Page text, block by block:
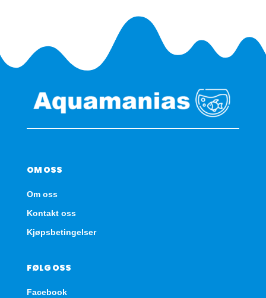
OM OSS
Om oss
Kontakt oss
Kjøpsbetingelser
FØLG OSS
Facebook